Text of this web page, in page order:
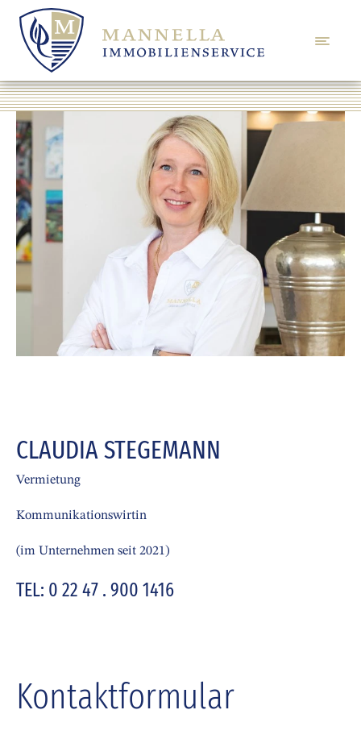
CLAUDIA STEGEMANN
Vermietung
Kommunikationswirtin
(im Unternehmen seit 2021)
TEL: 0 22 47 . 900 1416
Kontaktformular